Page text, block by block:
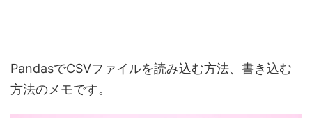
PandasでCSVファイルを読み込む方法、書き込む
方法のメモです。